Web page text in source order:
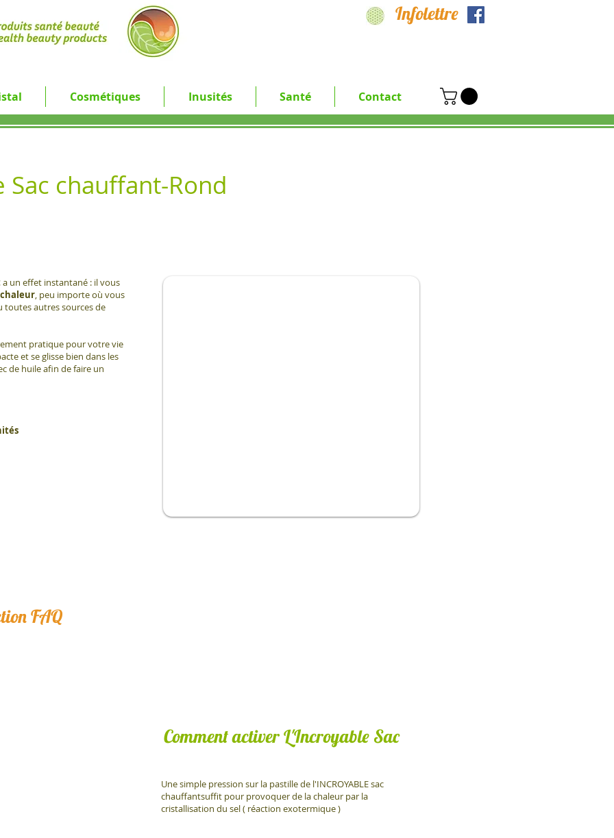
Infolettre
Cosmétiques Inusités Santé Contact
Sac chauffant-Rond
a un effet instantané : il vous
, peu importe où vous
toutes autres sources de
pratique pour votre vie
et se glisse bien dans les
de huile afin de faire un
FAQ
Comment activer L'Incroyable Sac
Une simple pression sur la pastille de l'INCROYABLE sac
chauffantsuffit pour provoquer de la chaleur par la
cristallisation du sel ( réaction exotermique )